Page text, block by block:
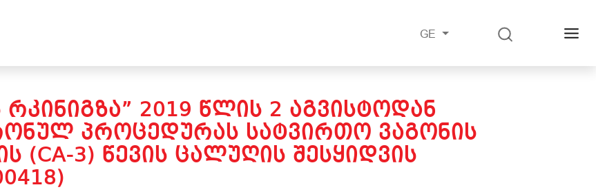
GE
2019 ᲬᲚᲘᲡ 2 ᲐᲒᲕᲘᲡᲢᲝᲓᲐᲜ
ᲞᲠᲝᲪᲔᲓᲣᲠᲐᲡ ᲡᲐᲢᲕᲘᲠᲗᲝ ᲕᲐᲒᲝᲜᲘᲡ
(CA-3) ᲬᲔᲕᲘᲡ ᲪᲐᲚᲣᲦᲘᲡ ᲨᲔᲡᲧᲘᲓᲕᲘᲡ